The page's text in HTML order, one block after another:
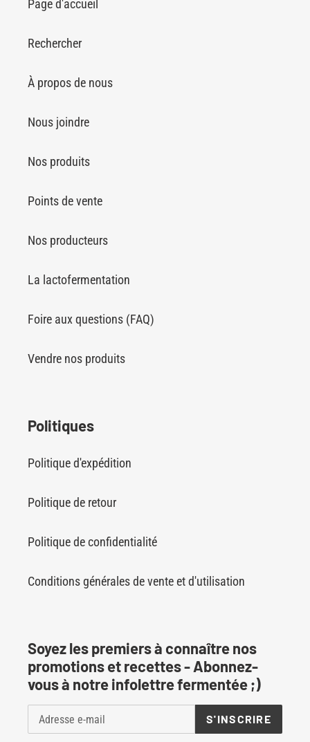
Page d'accueil
Rechercher
À propos de nous
Nous joindre
Nos produits
Points de vente
Nos producteurs
La lactofermentation
Foire aux questions (FAQ)
Vendre nos produits
Politiques
Politique d'expédition
Politique de retour
Politique de confidentialité
Conditions générales de vente et d'utilisation
Soyez les premiers à connaître nos
promotions et recettes - Abonnez-
vous à notre infolettre fermentée ;)
S'INSCRIRE